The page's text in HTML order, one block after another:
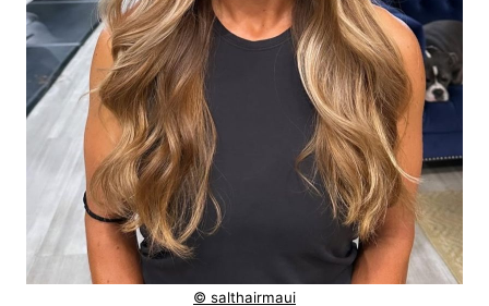
© salthairmaui